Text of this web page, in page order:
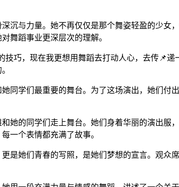
沉与力量。她不再仅仅是那个舞姿轻盈的少
舞蹈事业更深层次的理解。
技巧，现在我更想用舞蹈去打动人心，去传📌
同学们最重要的舞台。为了这场演出，她们付
她的同学们走上舞台。她们身着华丽的演出
一个表情都充满了故事。
是她们青春的写照，是她们梦想的宣言。观